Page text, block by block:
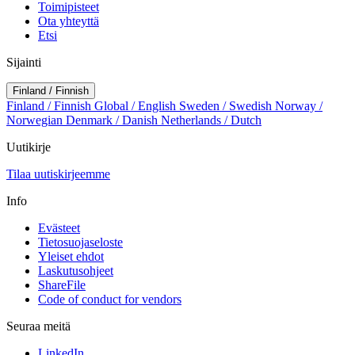
Toimipisteet
Ota yhteyttä
Etsi
Sijainti
Finland / Finnish
Finland / Finnish Global / English Sweden / Swedish Norway /
Norwegian Denmark / Danish Netherlands / Dutch
Uutikirje
Tilaa uutiskirjeemme
Info
Evästeet
Tietosuojaseloste
Yleiset ehdot
Laskutusohjeet
ShareFile
Code of conduct for vendors
Seuraa meitä